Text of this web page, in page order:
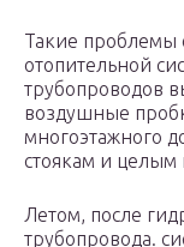
Такие проблемы
отопительной
трубопроводов
воздушные
многоэтажного
стоякам и целым
Летом, после
трубопровода.